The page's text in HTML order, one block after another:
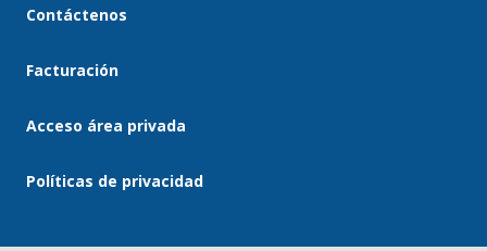
Contáctenos
Facturación
Acceso área privada
Políticas de privacidad